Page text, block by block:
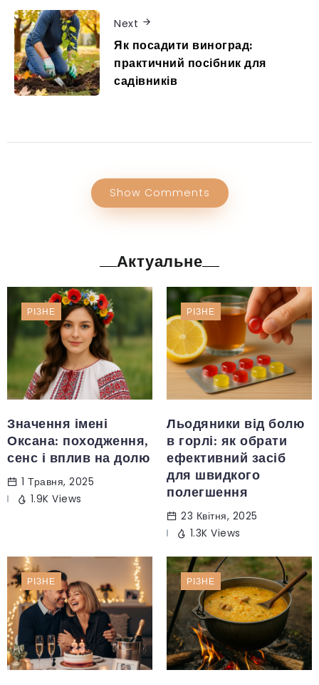
Next
Як посадити виноград:
практичний посібник для
садівників
Show Comments
Актуальне
РІЗНЕ
Значення імені
Оксана: походження,
сенс і вплив на долю
1 Травня, 2025
1.9K Views
РІЗНЕ
Льодяники від болю
в горлі: як обрати
ефективний засіб
для швидкого
полегшення
23 Квітня, 2025
1.3K Views
РІЗНЕ РІЗНЕ